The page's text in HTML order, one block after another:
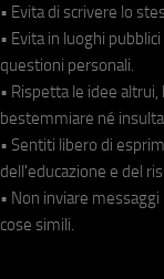
• Evita di scrivere lo
• Evita in luoghi
questioni personali.
• Rispetta le idee
bestemmiare né
• Sentiti libero di
dell'educazione e del
• Non inviare
cose simili.